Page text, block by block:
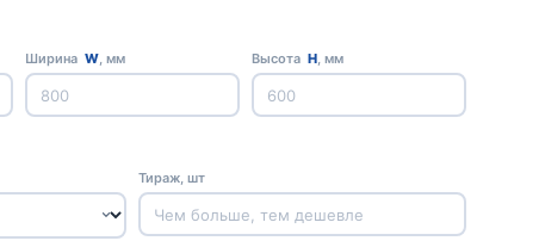
Ширина W, мм Высота H, мм
Тираж, шт